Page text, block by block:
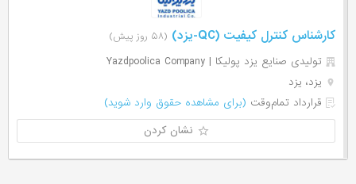
کارشناس کنترل کیفیت (QC-یزد) (۵۸ روز پیش)
تولیدی صنایع یزد پولیکا | Yazdpoolica Company
یزد، یزد
قرارداد تمام‌وقت (برای مشاهده حقوق وارد شوید)
نشان کردن